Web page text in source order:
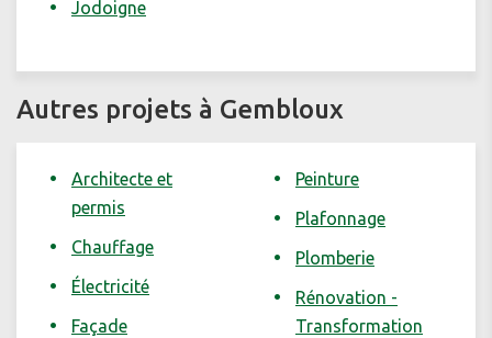
Jodoigne
Autres projets à Gembloux
Architecte et
permis
Chauffage
Électricité
Façade
Peinture
Plafonnage
Plomberie
Rénovation -
Transformation